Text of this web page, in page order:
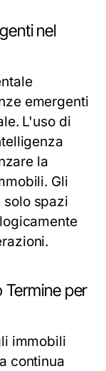
nel
emergenti
L'uso di
la
Gli
solo spazi
Termine per
immobili
continua